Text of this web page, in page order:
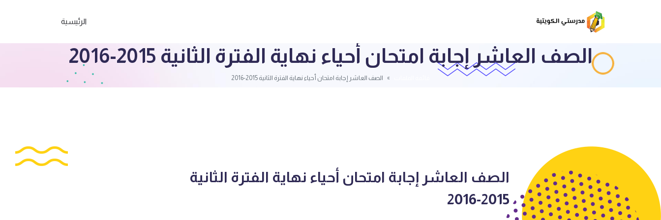
الرئيسية
الصف العاشر إجابة امتحان أحياء نهاية الفترة الثانية 2015-2016
الصف العاشر إجابة امتحان أحياء نهاية الفترة الثانية 2015-2016
الصف العاشر إجابة امتحان أحياء نهاية الفترة الثانية
2015-2016